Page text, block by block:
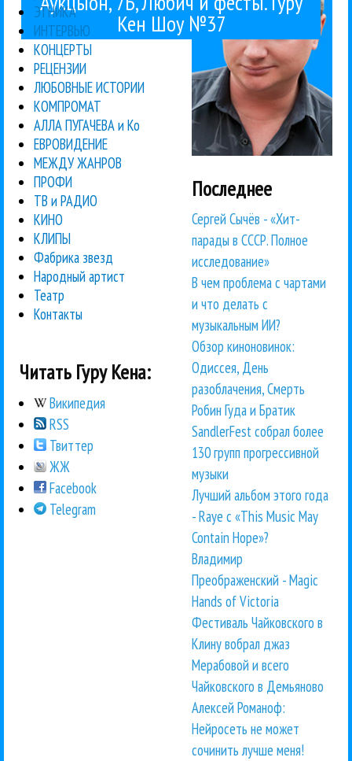
Кен Шоу №37
ЭТНИКА
ИНТЕРВЬЮ
КОНЦЕРТЫ
РЕЦЕНЗИИ
ЛЮБОВНЫЕ ИСТОРИИ
КОМПРОМАТ
АЛЛА ПУГАЧЕВА и Ко
ЕВРОВИДЕНИЕ
МЕЖДУ ЖАНРОВ
ПРОФИ
ТВ и РАДИО
КИНО
КЛИПЫ
Фабрика звезд
Народный артист
Театр
Контакты
Читать Гуру Кена:
Википедия
RSS
Твиттер
ЖЖ
Facebook
Telegram
Последнее
Сергей Сычёв - «Хит-
парады в СССР. Полное
исследование»
В чем проблема с чартами
и что делать с
музыкальным ИИ?
Обзор киноновинок:
Одиссея, День
разоблачения, Смерть
Робин Гуда и Братик
SandlerFest собрал более
130 групп прогрессивной
музыки
Лучший альбом этого года
- Raye с «This Music May
Contain Hope»?
Владимир
Преображенский - Magic
Hands of Victoria
Фестиваль Чайковского в
Клину вобрал джаз
Мерабовой и всего
Чайковского в Демьяново
Алексей Романоф:
Нейросеть не может
сочинить лучше меня!